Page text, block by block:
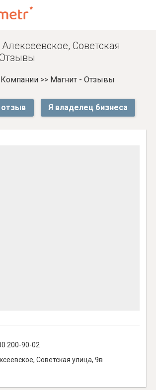
Советская
Компании >> Магнит - Отзывы
отзыв Я владелец бизнеса
200-90-02
Советская улица, 9в